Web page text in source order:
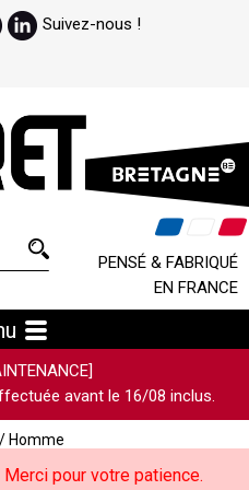
Suivez-nous !
PENSÉ & FABRIQUÉ
EN FRANCE
avant le 16/08 inclus.
/ Homme
pour votre patience.